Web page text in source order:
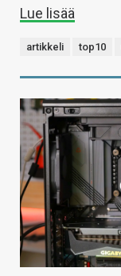
Lue lisää
artikkeli top10